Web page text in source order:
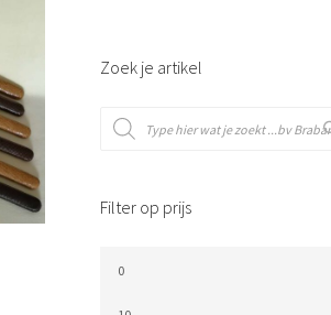
Zoek je artikel
Filter op prijs